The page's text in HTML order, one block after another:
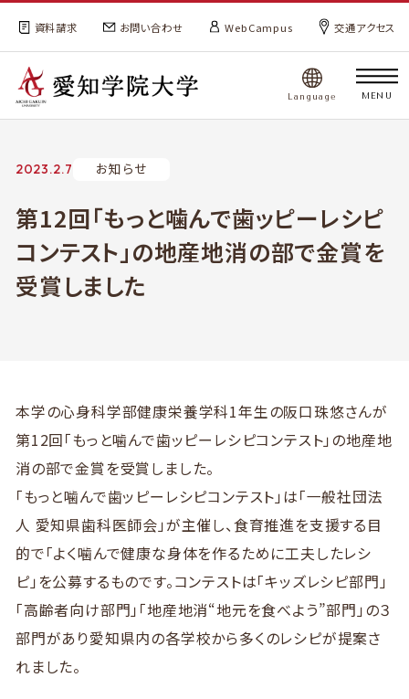
資料請求 お問い合わせ WebCampus 交通アクセス
Language MENU
2023.2.7 お知らせ
第12回「もっと噛んで歯ッピーレシピ
コンテスト」の地産地消の部で金賞を
受賞しました
本学の心身科学部健康栄養学科1年生の阪口珠悠さんが
第12回「もっと噛んで歯ッピーレシピコンテスト」の地産地
消の部で金賞を受賞しました。
「もっと噛んで歯ッピーレシピコンテスト」は「一般社団法
人 愛知県歯科医師会」が主催し、食育推進を支援する目
的で「よく噛んで健康な身体を作るために工夫したレシ
ピ」を公募するものです。コンテストは「キッズレシピ部門」
「高齢者向け部門」「地産地消“地元を食べよう”部門」の３
部門があり愛知県内の各学校から多くのレシピが提案さ
れました。